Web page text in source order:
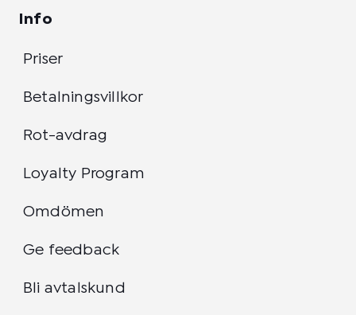
Info
Priser
Betalningsvillkor
Rot-avdrag
Loyalty Program
Omdömen
Ge feedback
Bli avtalskund